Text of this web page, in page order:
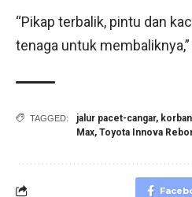
“Pikap terbalik, pintu dan
tenaga untuk
TAGGED: jalur pacet-cangar,
Max, Toyota Innova